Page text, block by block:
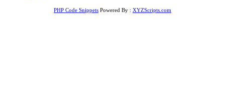
PHP Code Snippets Powered By : XYZScripts.com